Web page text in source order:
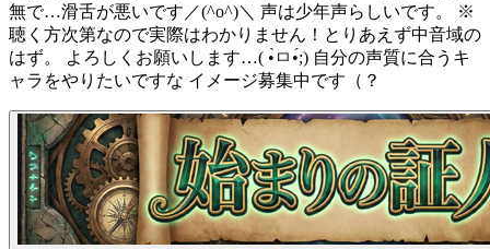
無で…滑舌が悪いです／(^o^)＼ 声は少年声らしいです。 ※
聴く方次第なので実際はわかりません！とりあえず中音域の
はず。 よろしくお願いします…( •̀ㅁ•́;) 自分の声質に合うキ
ャラをやりたいですな イメージ募集中です（？